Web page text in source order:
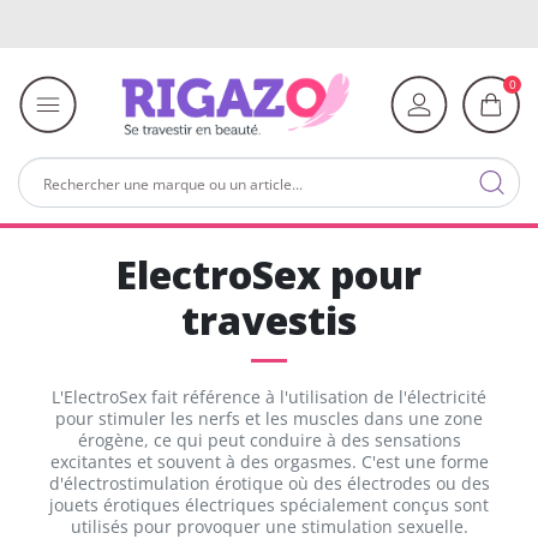
0
ElectroSex pour
travestis
L'ElectroSex fait référence à l'utilisation de l'électricité
pour stimuler les nerfs et les muscles dans une zone
érogène, ce qui peut conduire à des sensations
excitantes et souvent à des orgasmes. C'est une forme
d'électrostimulation érotique où des électrodes ou des
jouets érotiques électriques spécialement conçus sont
utilisés pour provoquer une stimulation sexuelle.